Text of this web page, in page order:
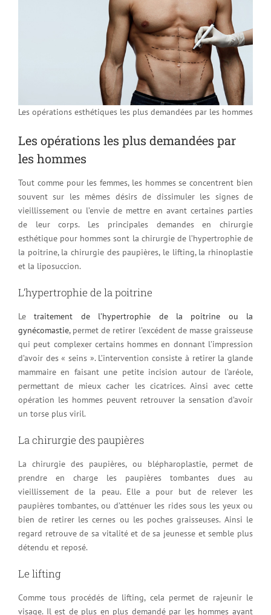
Les opérations esthétiques les plus demandées par les hommes
Les opérations les plus demandées par
les hommes
Tout comme pour les femmes, les hommes se concentrent bien
souvent sur les mêmes désirs de dissimuler les signes de
vieillissement ou l’envie de mettre en avant certaines parties
de leur corps. Les principales demandes en chirurgie
esthétique pour hommes sont la chirurgie de l’hypertrophie de
la poitrine, la chirurgie des paupières, le lifting, la rhinoplastie
et la liposuccion.
L’hypertrophie de la poitrine
Letraitement de l’hypertrophie de la poitrine ou la
gynécomastie, permet de retirer l’excédent de masse graisseuse
qui peut complexer certains hommes en donnant l’impression
d’avoir des « seins ». L’intervention consiste à retirer la glande
mammaire en faisant une petite incision autour de l’aréole,
permettant de mieux cacher les cicatrices. Ainsi avec cette
opération les hommes peuvent retrouver la sensation d’avoir
un torse plus viril.
La chirurgie des paupières
La chirurgie des paupières, ou blépharoplastie, permet de
prendre en charge les paupières tombantes dues au
vieillissement de la peau. Elle a pour but de relever les
paupières tombantes, ou d’atténuer les rides sous les yeux ou
bien de retirer les cernes ou les poches graisseuses. Ainsi le
regard retrouve de sa vitalité et de sa jeunesse et semble plus
détendu et reposé.
Le lifting
Comme tous procédés de lifting, cela permet de rajeunir le
visage. Il est de plus en plus demandé par les hommes ayant